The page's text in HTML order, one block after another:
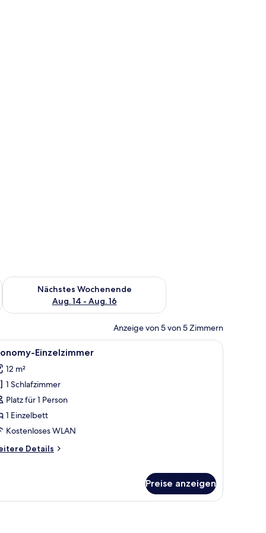
Aug. 7 - Aug. 9.
Nächstes Wochenende
Aug. 14 - Aug. 16
Überprüfe die Verfügbarkeit für nächstes Wochenende, Aug.
Anzeige von 5 von 5 Zimmern
einem Schreibtisch mit Stuhl, einem Fernseher und einem Fenster mit
Ein Hotelzimmer mit Bett, Nachttischen,
4 Einzelzimmer
12 m²
1 Schlafzimmer
Platz für 1 Person
1 Einzelbett
Kostenloses WLAN
Details
Preise anzeigen
einem Esstisch, Stühlen, einem Fernseher, einer Treppe und einer